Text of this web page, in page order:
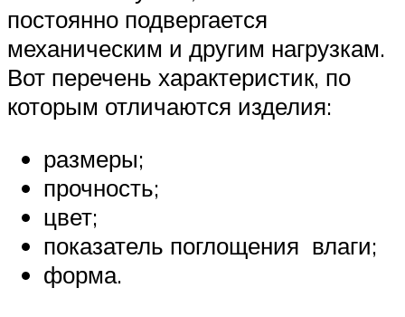
постоянно подвергается
механическим и другим нагрузкам.
Вот перечень характеристик, по
которым отличаются изделия:
размеры;
прочность;
цвет;
показатель поглощения влаги;
форма.